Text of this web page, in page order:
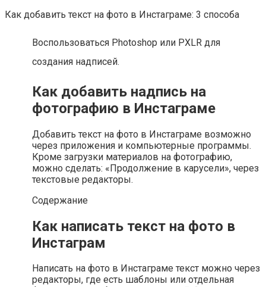
Как добавить текст на фото в Инстаграме: 3 способа
Воспользоваться Photoshop или PXLR для
создания надписей.
Как добавить надпись на
фотографию в Инстаграме
Добавить текст на фото в Инстаграме возможно
через приложения и компьютерные программы.
Кроме загрузки материалов на фотографию,
можно сделать: «Продолжение в карусели», через
текстовые редакторы.
Содержание
Как написать текст на фото в
Инстаграм
Написать на фото в Инстаграме текст можно через
редакторы, где есть шаблоны или отдельная